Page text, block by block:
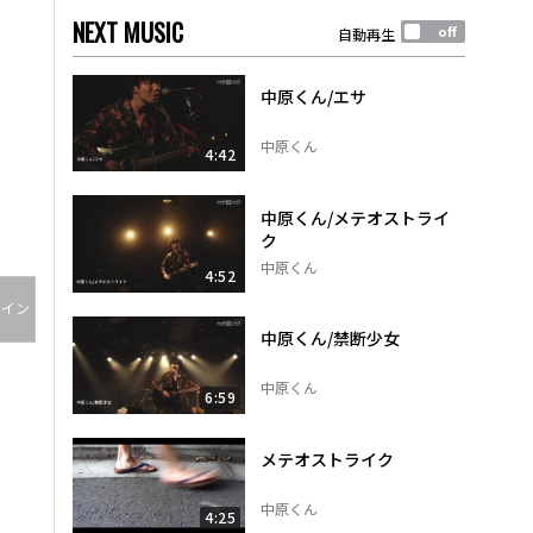
ン
NEXT MUSIC 自動再生
4:42
中原くん/エサ
中原くん
4:52
中原くん/メテオストライ
ク
中原くん
6:59
中原くん/禁断少女
中原くん
4:25
メテオストライク
中原くん